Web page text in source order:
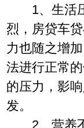
1、生活压
烈，房贷车
力也随之增
法进行正常
的压力，影
发。
2、营养不